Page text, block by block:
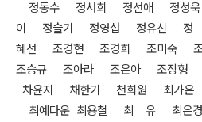
정동수 정서희 정선애 정성
이 정슬기 정영섭 정유신
혜선 조경현 조경희 조미숙
조승규 조아라 조은아 조장형
차윤지 채한기 천희원 최가
최예다운 최용철 최 유 최